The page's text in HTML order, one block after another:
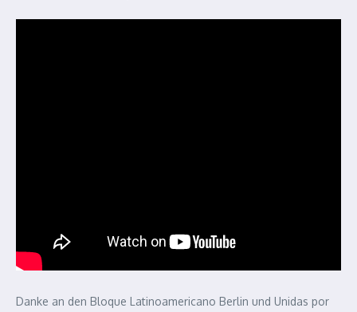
Danke an den Bloque Latinoamericano Berlin und Unidas por